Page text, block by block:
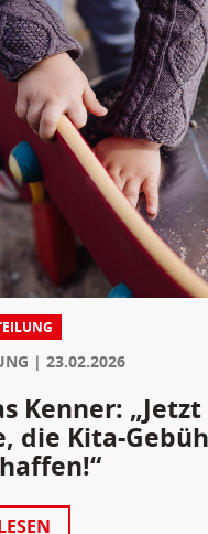
23.02.2026
Kenner:
die Kita-